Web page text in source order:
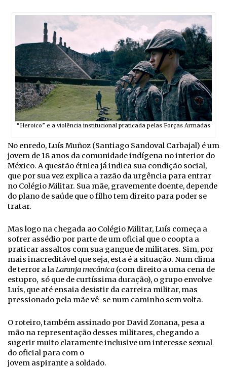
“Heroico” e a violência institucional praticada pelas Forças Armadas
No enredo, Luís Muñoz (Santiago Sandoval Carbajal) é um
jovem de 18 anos da comunidade indígena no interior do
México. A questão étnica já indica sua condição social,
que por sua vez explica a razão da urgência para entrar
no Colégio Militar. Sua mãe, gravemente doente, depende
do plano de saúde que o filho tem direito para poder se
tratar.
Mas logo na chegada ao Colégio Militar, Luís começa a
sofrer assédio por parte de um oficial que o coopta a
praticar assaltos com sua gangue de militares. Sim, por
mais inacreditável que seja, esta é a situação. Num clima
de terror a la Laranja mecânica (com direito a uma cena de
estupro, só que de curtíssima duração), o grupo envolve
Luís, que até ensaia desistir da carreira militar, mas
pressionado pela mãe vê-se num caminho sem volta.
O roteiro, também assinado por David Zonana, pesa a
mão na representação desses militares, chegando a
sugerir muito claramente inclusive um interesse sexual
do oficial para com o
jovem aspirante a soldado.